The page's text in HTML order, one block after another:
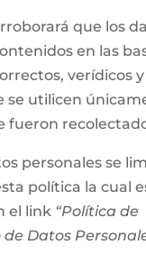
que los
en las
verídicos
se utilicen
fueron
personales se
política la cual
el link “Política de
Datos